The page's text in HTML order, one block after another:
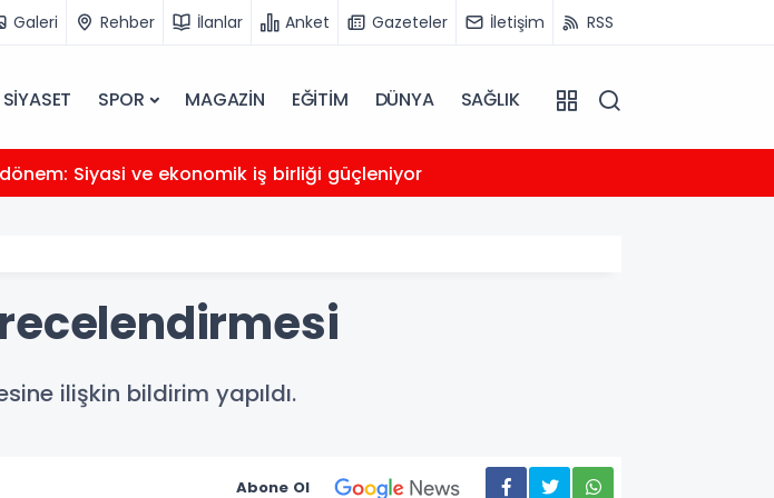
Galeri Rehber İlanlar Anket Gazeteler İletişim RSS
SİYASET SPOR MAGAZİN EĞİTİM DÜNYA SAĞLIK
Siyasi ve ekonomik iş birliği güçleniyor
ilişkin bildirim yapıldı.
Abone Ol